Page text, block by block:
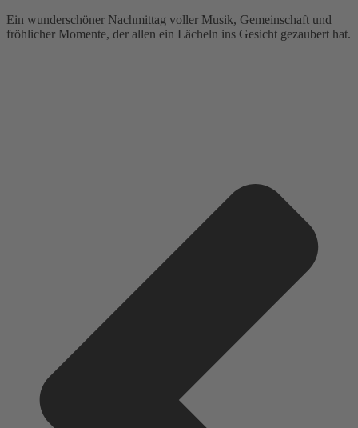
Ein wunderschöner Nachmittag voller Musik, Gemeinschaft und
fröhlicher Momente, der allen ein Lächeln ins Gesicht gezaubert hat.